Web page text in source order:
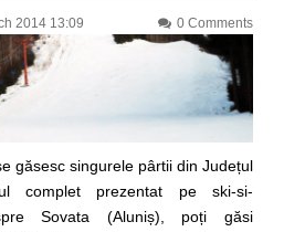
2014 13:09 0 Comments
găsesc singurele pârtii din Județul
complet prezentat pe ski-si-
Sovata (Aluniș), poți găsi